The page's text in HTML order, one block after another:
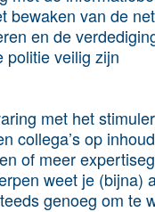
van de
en de
politie veilig zijn
met het
collega’s op
of meer
weet je (bijna)
genoeg om te